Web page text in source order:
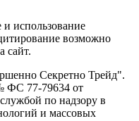
использование
возможно
сайт.
Секретно Трейд".
ФС 77-79634 от
по надзору в
и массовых